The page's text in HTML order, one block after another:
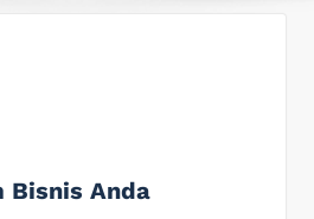
Bisnis Anda